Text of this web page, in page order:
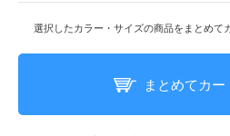
選択したカラー・サイズの商品をまとめて
まとめてカー